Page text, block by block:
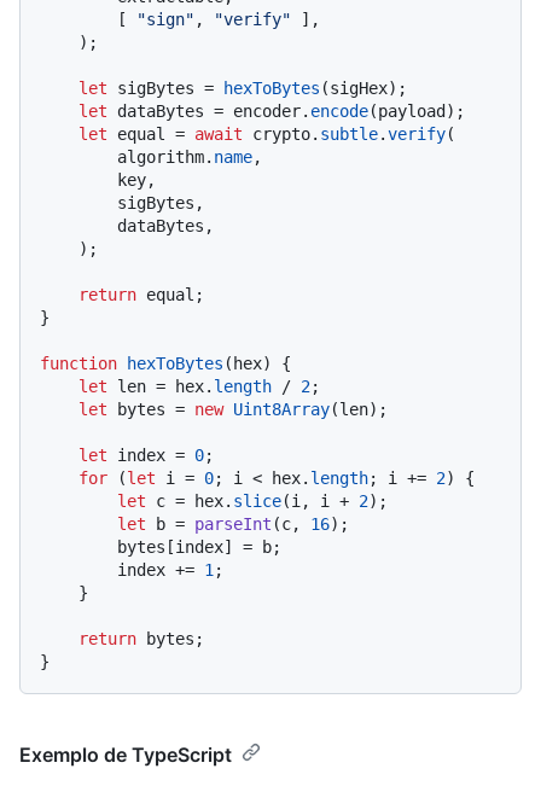
        [
"sign" , "verify" ],
let sigBytes = hexToBytes (sigHex);
let dataBytes = encoder. encode(payload);
let equal = await crypto. subtle.verify(
        algorithm.
name,
return equal;
}
function hexToBytes ( hex) {
let len = hex. length / 2;
let bytes = new Uint8Array(len);
let index = 0;
for (let i = 0; i < hex. length; i += 2) {
let c = hex. slice(i, i + 2);
let b = parseInt (c, 16);
        index +=
1 ;
return bytes;
Exemplo de TypeScript